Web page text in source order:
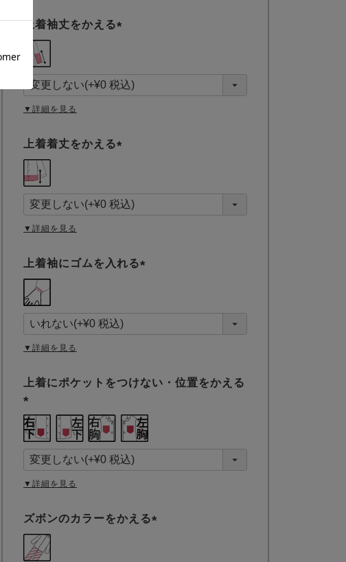
上着袖丈をかえる
須
)
▼詳細を見る
上着着丈をかえる
須
)
▼詳細を見る
上着袖にゴムを入れる
須
)
▼詳細を見る
上着にポケットをつけない・位置をかえる
(
必
須
)
▼詳細を見る
ズボンのカラーをかえる